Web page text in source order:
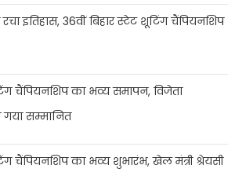
रचा इतिहास, 36वीं बिहार स्टेट शूटिंग चैंपियनशिप
चैंपियनशिप का भव्य समापन, विजेता
गया सम्मानित
चैंपियनशिप का भव्य शुभारंभ, खेल मंत्री श्रेयसी